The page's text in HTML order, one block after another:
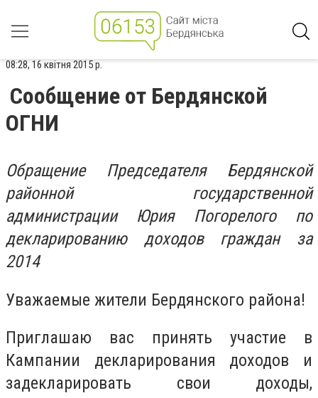
08:28, 16 квітня 2015 р.
Сообщение от Бердянской
ОГНИ
Обращение Председателя Бердянской
районной государственной
администрации Юрия Погорелого по
декларированию доходов граждан за
2014
Уважаемые жители Бердянского района!
Приглашаю вас принять участие в
Кампании декларирования доходов и
задекларировать свои доходы,